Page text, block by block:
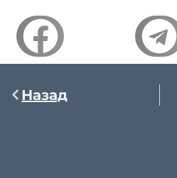
Назад